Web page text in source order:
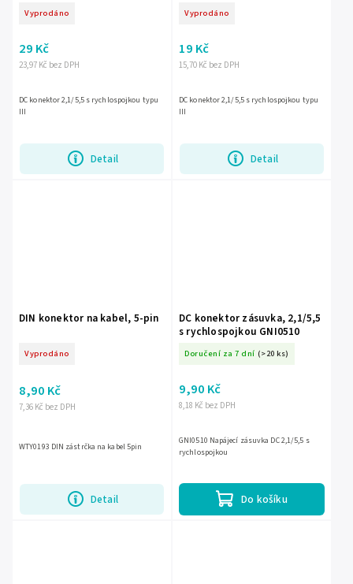
Vyprodáno
23,97 Kč bez DPH
29 Kč
Detail
DC konektor 2,1/5,5 s rychlospojkou typu
III
Vyprodáno
15,70 Kč bez DPH
19 Kč
Detail
DC konektor 2,1/5,5 s rychlospojkou typu
III
DIN konektor na kabel, 5-pin
Vyprodáno
7,36 Kč bez DPH
8,90 Kč
Detail
WTY0193 DIN zástrčka na kabel 5pin
DC konektor zásuvka, 2,1/5,5
s rychlospojkou GNI0510
Doručení za 7 dní (>20 ks)
8,18 Kč bez DPH
9,90 Kč
Do košíku
GNI0510 Napájecí zásuvka DC 2,1/5,5 s
rychlospojkou